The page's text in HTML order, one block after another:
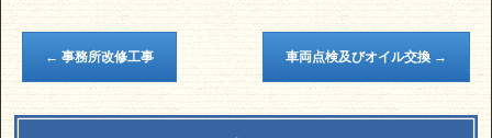
← 事務所改修工事 車両点検及びオイル交換 →